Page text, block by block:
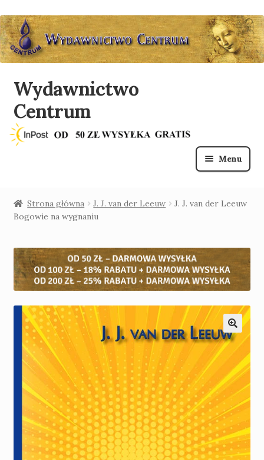
Przejdź
do
nawigacji
Przejdź
do
treści
Wydawnictwo
Centrum
Menu
Sklep
Lista mailingowa
Kontakt
Nowości
Praca
Strona główna J. J. van der Leeuw
J. J. van der Leeuw
Bogowie na wygnaniu